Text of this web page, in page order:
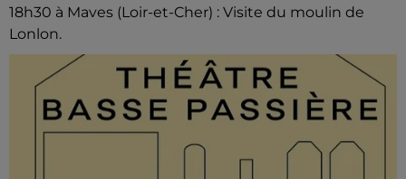
18h30 à Maves (Loir-et-Cher) : Visite du moulin de
Lonlon.